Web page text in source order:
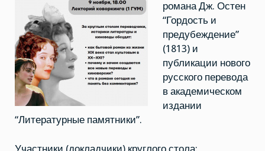
романа Дж. Остен
“Гордость и
предубеждение”
(1813) и
публикации нового
русского перевода
в академическом
издании
“Литературные памятники”.